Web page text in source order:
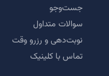
جست‌وجو
سوالات متداول
نوبت‌دهی و رزرو وقت
تماس با کلینیک